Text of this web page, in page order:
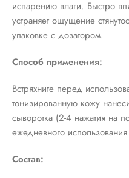
испарению влаги. Быстро
устраняет ощущение
упаковке с дозатором.
Способ применения:
Встряхните перед
тонизированную кожу
сыворотка (2-4 нажатия на
ежедневного
Состав: